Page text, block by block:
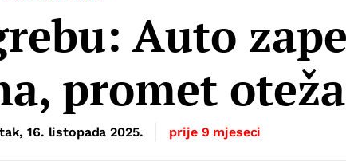
Auto
promet
16. listopada 2025. prije 9 mjeseci